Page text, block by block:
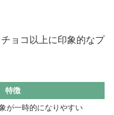
ョコ以上に印象的なプ
特徴
が一時的になりやすい